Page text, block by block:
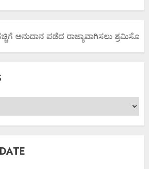
ಅನುದಾನ ಪಡೆದ ರಾಜ್ಯಾವಾಗಿಸಲು ಶ್ರಮಿಸೋಣ